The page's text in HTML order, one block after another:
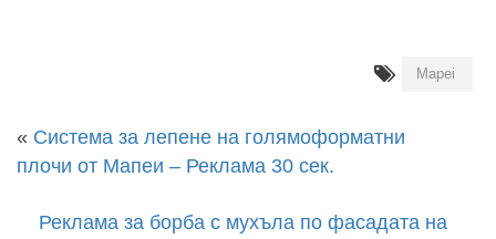
Mapei
« Система за лепене на голямоформатни
плочи от Мапеи – Реклама 30 сек.
Реклама за борба с мухъла по фасадата на